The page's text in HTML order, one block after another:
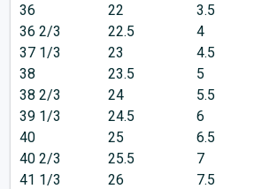
36
22
3.5
36 2/3
22.5
4
37 1/3
23
4.5
38
23.5
5
38 2/3
24
5.5
39 1/3
24.5
6
40
25
6.5
40 2/3
25.5
7
41 1/3
26
7.5